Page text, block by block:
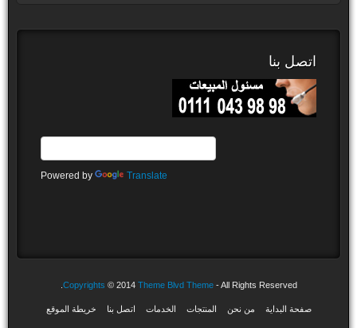
اتصل بنا
Powered by Translate
Copyrights © 2014 Theme Blvd Theme- All Rights Reserved.
صفحة البداية من نحن المنتجات الخدمات اتصل بنا خريطة الموقع